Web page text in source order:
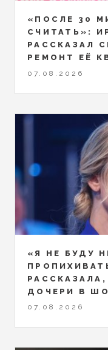
«ПОСЛЕ 30
СЧИТАТЬ»:
РАССКАЗАЛ
РЕМОНТ ЕЁ
07.08.2026
«Я НЕ БУДУ
ДОЧЕРИ В
07.08.2026